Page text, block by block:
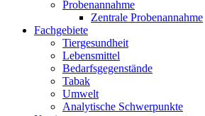
Probenannahme
Zentrale Probenannahme
Fachgebiete
Tiergesundheit
Lebensmittel
Bedarfsgegenstände
Tabak
Umwelt
Analytische Schwerpunkte